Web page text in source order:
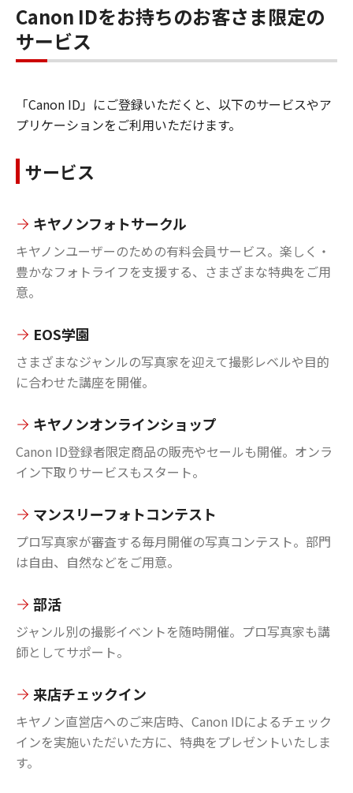
Canon IDをお持ちのお客さま限定の
サービス
「Canon ID」にご登録いただくと、以下のサービスやア
プリケーションをご利用いただけます。
サービス
キヤノンフォトサークル
キヤノンユーザーのための有料会員サービス。楽しく・
豊かなフォトライフを支援する、さまざまな特典をご用
意。
EOS学園
さまざまなジャンルの写真家を迎えて撮影レベルや目的
に合わせた講座を開催。
キヤノンオンラインショップ
Canon ID登録者限定商品の販売やセールも開催。オンラ
イン下取りサービスもスタート。
マンスリーフォトコンテスト
プロ写真家が審査する毎月開催の写真コンテスト。部門
は自由、自然などをご用意。
部活
ジャンル別の撮影イベントを随時開催。プロ写真家も講
師としてサポート。
来店チェックイン
キヤノン直営店へのご来店時、Canon IDによるチェック
インを実施いただいた方に、特典をプレゼントいたしま
す。